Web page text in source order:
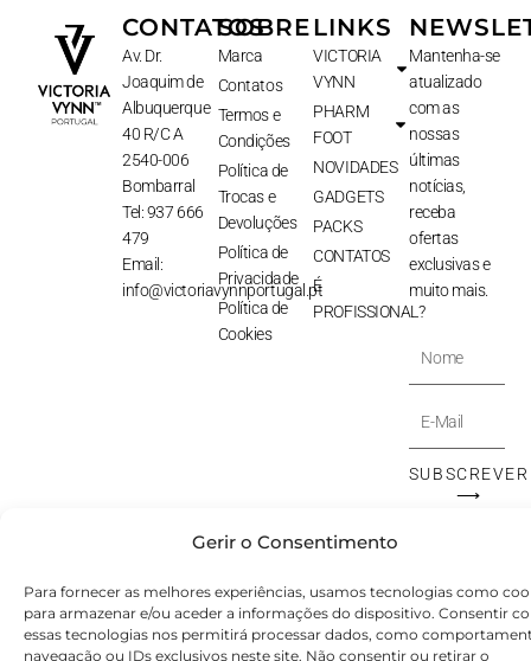
Gerir o Consentimento
Para fornecer as melhores experiências, usamos tecnologias como
para armazenar e/ou aceder a informações do dispositivo. Consentir
essas tecnologias nos permitirá processar dados, como
navegação ou IDs exclusivos neste site. Não consentir ou retirar o
CONTATOS
Av. Dr.
Joaquim de
Albuquerque
40 R/C A
2540-006
Bombarral
Tel: 937 666
479
Email:
info@victoriavynnportugal.pt
SOBRE
Marca
Contatos
Termos e
Condições
Política de
Trocas e
Devoluções
Política de
Privacidade
Política de
Cookies
LINKS
VICTORIA
VYNN
PHARM
FOOT
NOVIDADES
GADGETS
PACKS
CONTATOS
É
PROFISSIONAL?
Mantenha-se
atualizado
com as
nossas
últimas
notícias,
receba
ofertas
exclusivas e
muito mais.
Nome
E-
Mail
SUBSCREVER
⟶